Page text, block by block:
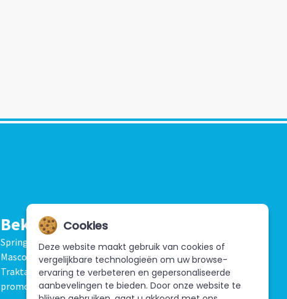
Bekijk ook
Springkussens SpelkussensSpelverhuur
MascotteverhuurKinderauto'sFunfood &
TraktatiesOpblaasfiguren & blikvangersBeurzen,
promoties & eventsVoordeelpakketten
Cookies
Deze website maakt gebruik van cookies of
vergelijkbare technologieën om uw browse-
ervaring te verbeteren en gepersonaliseerde
aanbevelingen te bieden. Door onze website te